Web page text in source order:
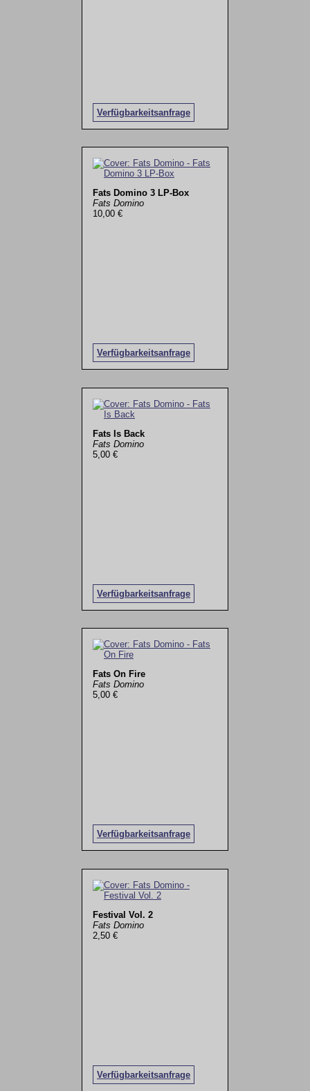
Verfügbarkeitsanfrage
Fats Domino 3 LP-Box
Fats Domino
10,00 €
Verfügbarkeitsanfrage
Fats Is Back
Fats Domino
5,00 €
Verfügbarkeitsanfrage
Fats On Fire
Fats Domino
5,00 €
Verfügbarkeitsanfrage
Festival Vol. 2
Fats Domino
2,50 €
Verfügbarkeitsanfrage